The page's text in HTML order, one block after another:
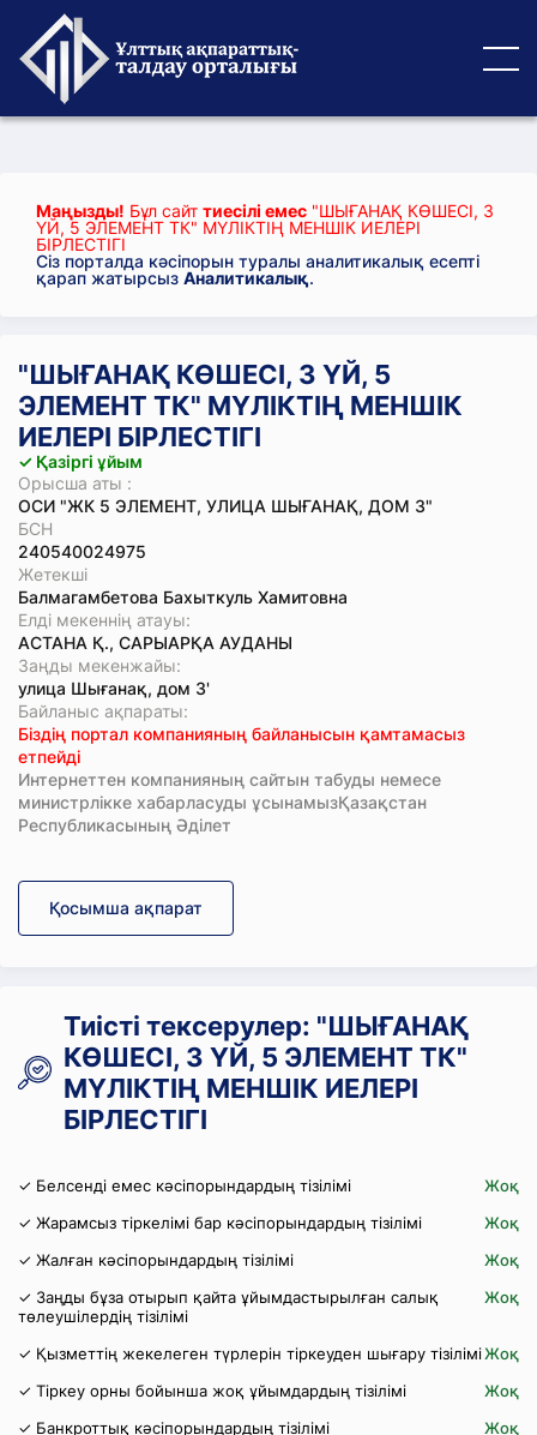
Маңызды! Бұл сайт тиесілі емес "ШЫҒАНАҚ КӨШЕСІ, 3
ҮЙ, 5 ЭЛЕМЕНТ ТК" МҮЛІКТІҢ МЕНШІК ИЕЛЕРІ
БІРЛЕСТІГІ
Сіз порталда кәсіпорын туралы аналитикалық есепті
қарап жатырсыз Аналитикалық.
"ШЫҒАНАҚ КӨШЕСІ, 3 ҮЙ, 5
ЭЛЕМЕНТ ТК" МҮЛІКТІҢ МЕНШІК
ИЕЛЕРІ БІРЛЕСТІГІ
✓ Қазіргі ұйым
Орысша аты :
ОСИ "ЖК 5 ЭЛЕМЕНТ, УЛИЦА ШЫҒАНАҚ, ДОМ 3"
БСН
240540024975
Жетекші
Балмагамбетова Бахыткуль Хамитовна
Елді мекеннің атауы:
АСТАНА Қ., САРЫАРҚА АУДАНЫ
Заңды мекенжайы:
улица Шығанақ, дом 3'
Байланыс ақпараты:
Біздің портал компанияның байланысын қамтамасыз
етпейді
Интернеттен компанияның сайтын табуды немесе
министрлікке хабарласуды ұсынамызҚазақстан
Республикасының Әділет
Қосымша ақпарат
Тиісті тексерулер: "ШЫҒАНАҚ
КӨШЕСІ, 3 ҮЙ, 5 ЭЛЕМЕНТ ТК"
МҮЛІКТІҢ МЕНШІК ИЕЛЕРІ
БІРЛЕСТІГІ
✓ Белсенді емес кәсіпорындардың тізілімі
Жоқ
✓ Жарамсыз тіркелімі бар кәсіпорындардың тізілімі
Жоқ
✓ Жалған кәсіпорындардың тізілімі
Жоқ
✓ Заңды бұза отырып қайта ұйымдастырылған салық
төлеушілердің тізілімі
Жоқ
✓ Қызметтің жекелеген түрлерін тіркеуден шығару тізіліміЖоқ
✓ Тіркеу орны бойынша жоқ ұйымдардың тізілімі
Жоқ
✓ Банкроттық кәсіпорындардың тізілімі
Жоқ